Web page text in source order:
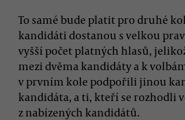
To samé bude platit pro druhé
kandidáti dostanou s velkou
vyšší počet platných hlasů,
mezi dvěma kandidáty a k
v prvním kole podpořili jinou
kandidáta, a ti, kteří se rozhodli
z nabízených kandidátů.